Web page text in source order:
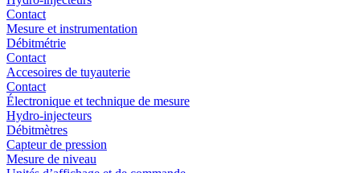
Contact
Mesure et instrumentation
Débitmétrie
Contact
Accesoires de tuyauterie
Contact
Électronique et technique de mesure
Hydro-injecteurs
Débitmètres
Capteur de pression
Mesure de niveau